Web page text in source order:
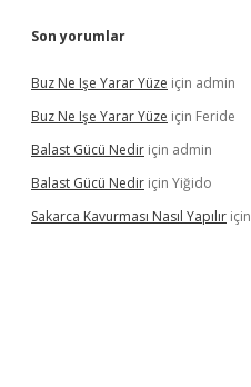
Son yorumlar
Buz Ne Işe Yarar Yüze için admin
Buz Ne Işe Yarar Yüze için Feride
Balast Gücü Nedir için admin
Balast Gücü Nedir için Yiğido
Sakarca Kavurması Nasıl Yapılır için